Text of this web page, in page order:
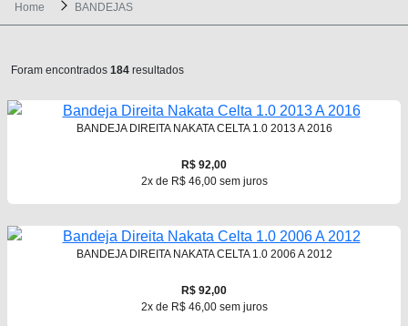
Home BANDEJAS
Foram encontrados 184 resultados
BANDEJA DIREITA NAKATA CELTA 1.0 2013 A 2016
R$ 92,00
2x de R$ 46,00 sem juros
BANDEJA DIREITA NAKATA CELTA 1.0 2006 A 2012
R$ 92,00
2x de R$ 46,00 sem juros